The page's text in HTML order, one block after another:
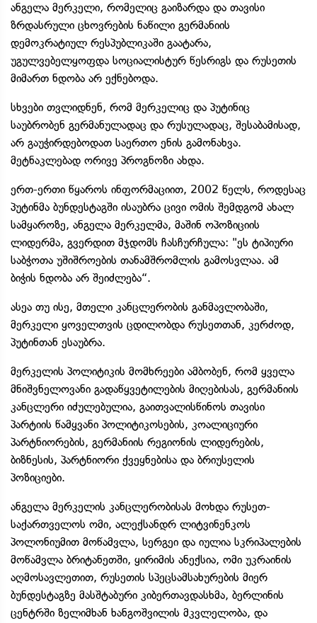
ანგელა მერკელი, რომელიც გაიზარდა და თავისი
ზრდასრული ცხოვრების ნაწილი გერმანიის
დემოკრატიულ რესპუბლიკაში გაატარა,
უგულვებელყოფდა სოციალისტურ წესრიგს და რუსეთის
მიმართ ნდობა არ ექნებოდა.
სხვები თვლიდნენ, რომ მერკელიც და პუტინიც
საუბრობენ გერმანულადაც და რუსულადაც, შესაბამისად,
არ გაუჭირდებოდათ საერთო ენის გამონახვა.
მეტნაკლებად ორივე პროგნოზი ახდა.
ერთ-ერთი წყაროს ინფორმაციით, 2002 წელს, როდესაც
პუტინმა ბუნდესტაგში ისაუბრა ცივი ომის შემდგომ ახალ
სამყაროზე, ანგელა მერკელმა, მაშინ ოპოზიციის
ლიდერმა, გვერდით მჯდომს ჩასჩურჩულა: "ეს ტიპიური
საბჭოთა უშიშროების თანამშრომლის გამოსვლაა. ამ
ბიჭის ნდობა არ შეიძლება“.
ასეა თუ ისე, მთელი კანცლერობის განმავლობაში,
მერკელი ყოველთვის ცდილობდა რუსეთთან, კერძოდ,
პუტინთან ესაუბრა.
მერკელის პოლიტიკის მომხრეები ამბობენ, რომ ყველა
მნიშვნელოვანი გადაწყვეტილების მიღებისას, გერმანიის
კანცლერი იძულებულია, გაითვალისწინოს თავისი
პარტიის წამყვანი პოლიტიკოსების, კოალიციური
პარტნიორების, გერმანიის რეგიონის ლიდერების,
ბიზნესის, პარტნიორი ქვეყნებისა და ბრიუსელის
პოზიციები.
ანგელა მერკელის კანცლერობისას მოხდა რუსეთ-
საქართველოს ომი, ალექსანდრ ლიტვინენკოს
პოლონიუმით მოწამვლა, სერგეი და იულია სკრიპალების
მოწამვლა ბრიტანეთში, ყირიმის ანექსია, ომი უკრაინის
აღმოსავლეთით, რუსეთის სპეცსამსახურების მიერ
ბუნდესტაგზე მასშტაბური კიბერთავდასხმა, ბერლინის
ცენტრში ზელიმხან ხანგოშვილის მკვლელობა, და